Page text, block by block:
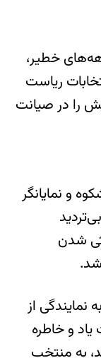
خطیر،
ریاست
را در صیانت
با شکوه و نمایانگر
شدن
نمایندگی از
و خاطره
به منتخب